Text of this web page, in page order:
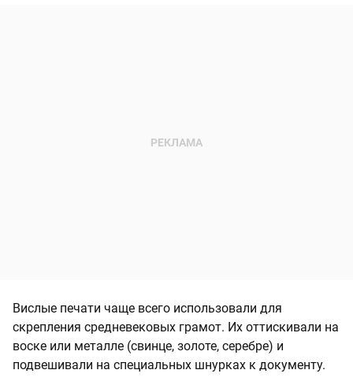
Вислые печати чаще всего использовали для
скрепления средневековых грамот. Их оттискивали на
воске или металле (свинце, золоте, серебре) и
подвешивали на специальных шнурках к документу.